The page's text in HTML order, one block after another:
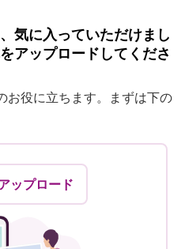
気に入っていただけまし
アップロードしてくださ
お役に立ちます。まずは下の
ップロード